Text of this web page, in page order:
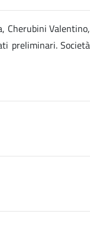
Cherubini Valentino,
preliminari. Società